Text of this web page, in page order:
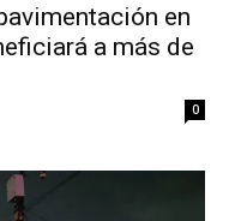
en
a más de
0